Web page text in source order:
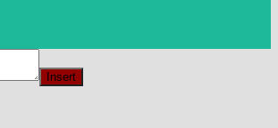
Insert